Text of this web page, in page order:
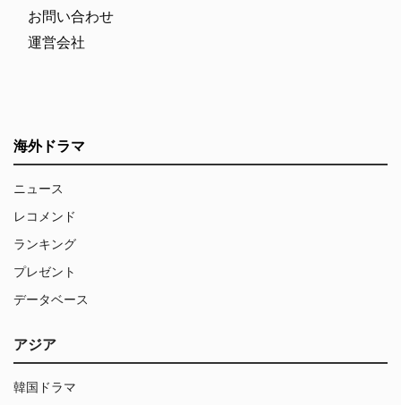
お問い合わせ
運営会社
海外ドラマ
ニュース
レコメンド
ランキング
プレゼント
データベース
アジア
韓国ドラマ